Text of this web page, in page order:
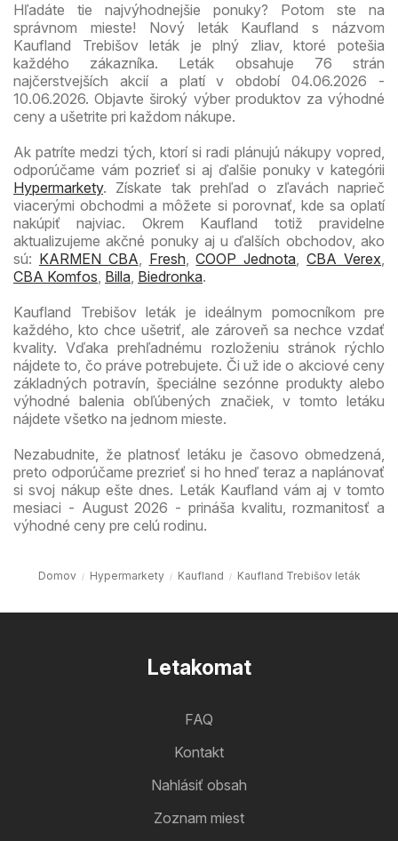
Hľadáte tie najvýhodnejšie ponuky? Potom ste na
správnom mieste! Nový leták Kaufland s názvom
Kaufland Trebišov leták je plný zliav, ktoré potešia
každého zákazníka. Leták obsahuje 76 strán
najčerstvejších akcií a platí v období 04.06.2026 -
10.06.2026. Objavte široký výber produktov za výhodné
ceny a ušetrite pri každom nákupe.
Ak patríte medzi tých, ktorí si radi plánujú nákupy vopred,
odporúčame vám pozrieť si aj ďalšie ponuky v kategórii
Hypermarkety. Získate tak prehľad o zľavách naprieč
viacerými obchodmi a môžete si porovnať, kde sa oplatí
nakúpiť najviac. Okrem Kaufland totiž pravidelne
aktualizujeme akčné ponuky aj u ďalších obchodov, ako
sú: KARMEN CBA, Fresh,COOP Jednota,CBA Verex,
CBA Komfos, Billa, Biedronka.
Kaufland Trebišov leták je ideálnym pomocníkom pre
každého, kto chce ušetriť, ale zároveň sa nechce vzdať
kvality. Vďaka prehľadnému rozloženiu stránok rýchlo
nájdete to, čo práve potrebujete. Či už ide o akciové ceny
základných potravín, špeciálne sezónne produkty alebo
výhodné balenia obľúbených značiek, v tomto letáku
nájdete všetko na jednom mieste.
Nezabudnite, že platnosť letáku je časovo obmedzená,
preto odporúčame prezrieť si ho hneď teraz a naplánovať
si svoj nákup ešte dnes. Leták Kaufland vám aj v tomto
mesiaci - August 2026 - prináša kvalitu, rozmanitosť a
výhodné ceny pre celú rodinu.
Domov Hypermarkety Kaufland Kaufland Trebišov leták
Letakomat
FAQ
Kontakt
Nahlásiť obsah
Zoznam miest